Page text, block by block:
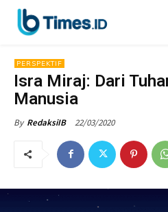
PERSPEKTIF
Isra Miraj: Dari
Manusia
By RedaksiIB 22/03/2020